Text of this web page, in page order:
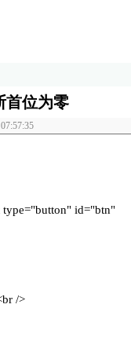
首位为零